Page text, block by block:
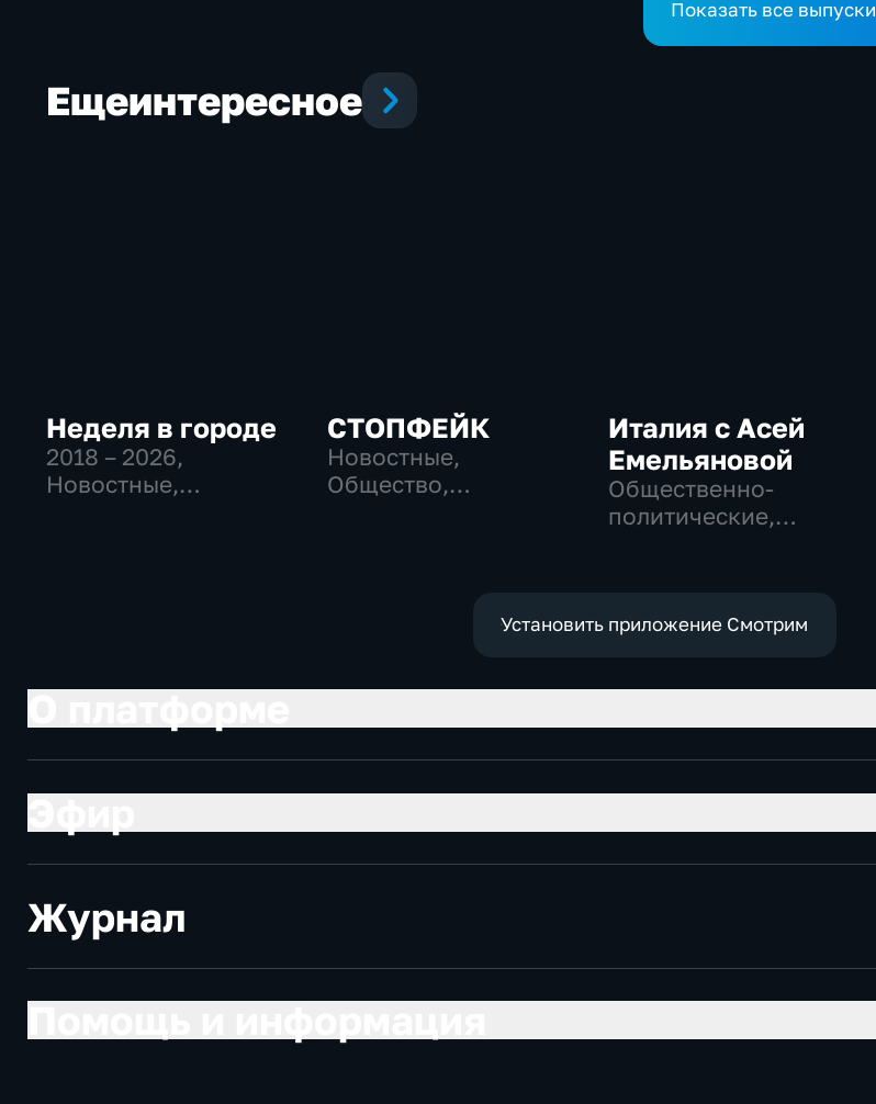
Показать все выпуски
Ещеинтересное
Неделя в городе
2018 – 2026,
Новостные,
СТОПФЕЙК
Новостные,
Общество,
Италия с Асей
Емельяновой
Общественно-
политические,
Установить приложение Смотрим
Журнал